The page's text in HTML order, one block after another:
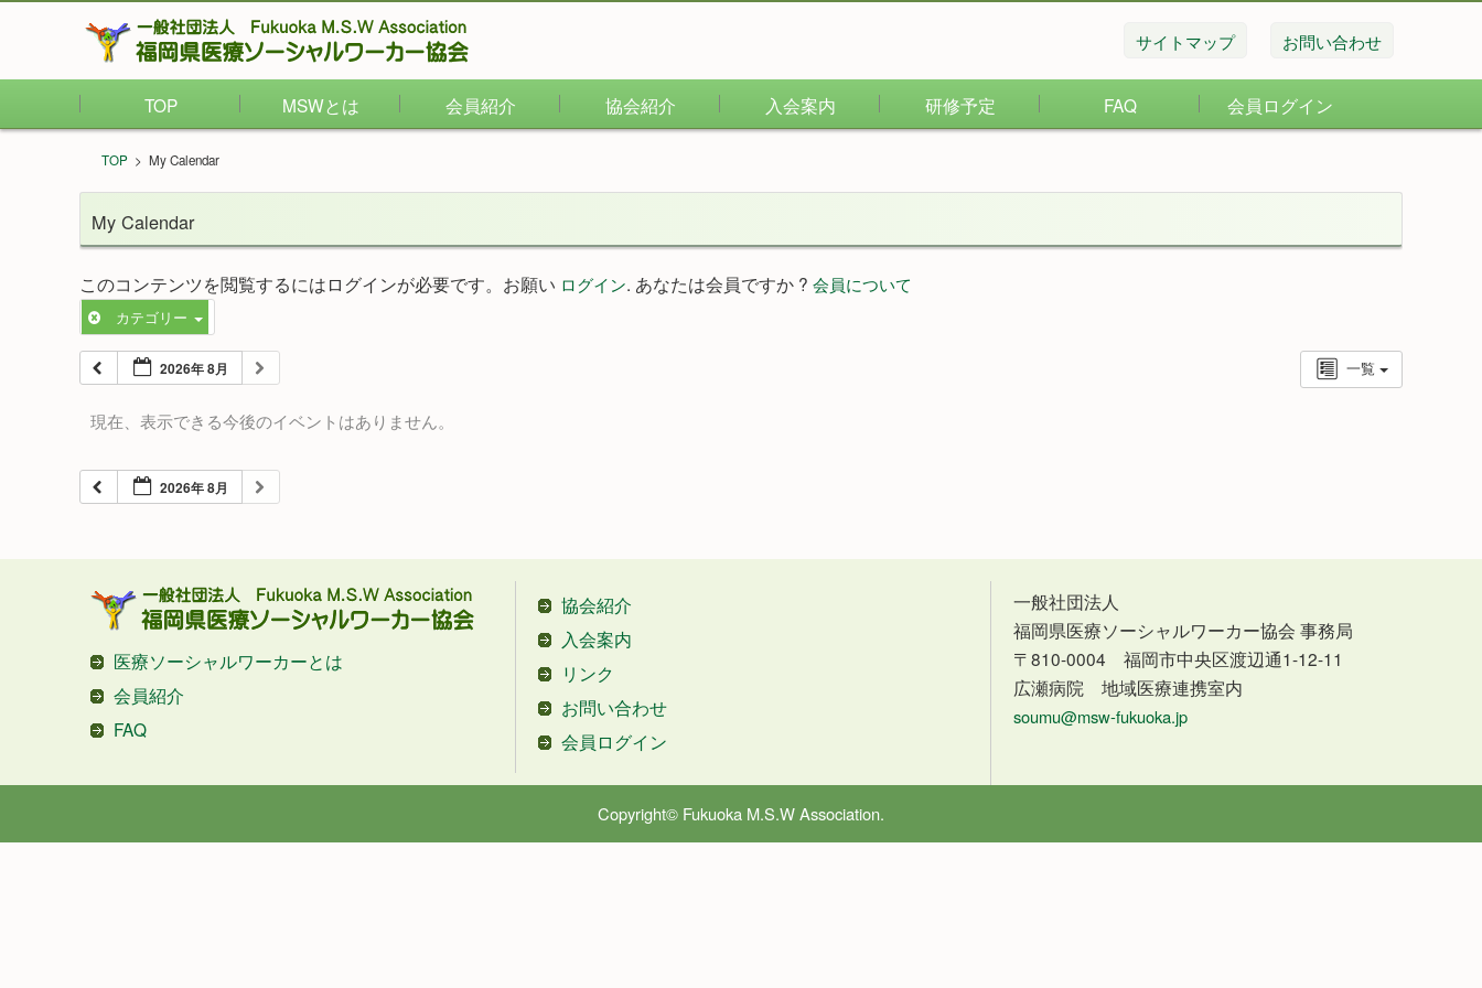
サイトマップ お問い合わせ
TOP MSWとは 会員紹介 協会紹介 入会案内 研修予定 FAQ 会員ログイン
TOP > My Calendar
My Calendar
このコンテンツを閲覧するにはログインが必要です。お願い ログイン. あなたは会員ですか ? 会員について
カテゴリー
一覧
2026年 8月
現在、表示できる今後のイベントはありません。
2026年 8月
医療ソーシャルワーカーとは
会員紹介
FAQ
協会紹介
入会案内
リンク
お問い合わせ
会員ログイン
一般社団法人
福岡県医療ソーシャルワーカー協会 事務局
〒810-0004 福岡市中央区渡辺通1-12-11
広瀬病院 地域医療連携室内
soumu@msw-fukuoka.jp
Copyright© Fukuoka M.S.W Association.